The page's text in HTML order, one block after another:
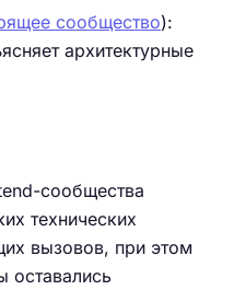
сообщество):
архитектурные
сообщества
технических
вызовов, при этом
оставались